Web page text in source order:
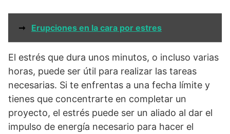
➞ Erupciones en la cara por estres
El estrés que dura unos minutos, o incluso varias
horas, puede ser útil para realizar las tareas
necesarias. Si te enfrentas a una fecha límite y
tienes que concentrarte en completar un
proyecto, el estrés puede ser un aliado al dar el
impulso de energía necesario para hacer el